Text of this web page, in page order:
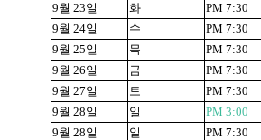
9월 23일 화
PM 7:30
9월 24일 수
PM 7:30
9월 25일 목
PM 7:30
9월 26일 금
PM 7:30
9월 27일 토
PM 7:30
9월 28일 일
PM 3:00
9월 28일 일
PM 7:30